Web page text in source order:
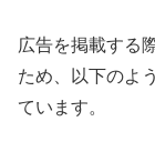
広告を掲載する
ため、以下のよ
ています。